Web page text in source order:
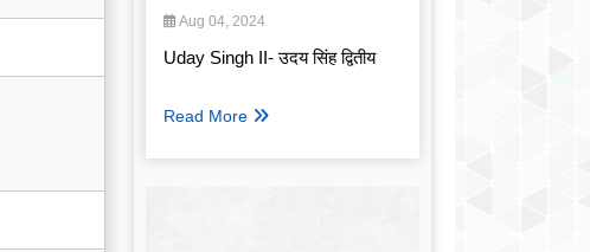
Aug 04, 2024
Uday Singh II- उदय सिंह द्वितीय
Read More